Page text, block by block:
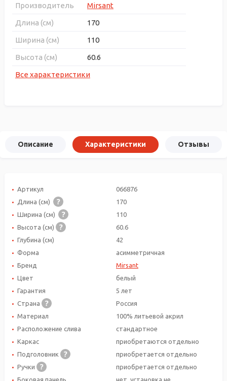
Производитель
Mirsant
Длина (см)
170
Ширина (см)
110
Высота (см)
60.6
Все характеристики
Описание Характеристики Отзывы
Артикул
066876
Длина (см)
170
Ширина (см)
110
Высота (см)
60.6
Глубина (см)
42
Форма
асимметричная
Бренд
Mirsant
Цвет
белый
Гарантия
5 лет
Страна
Россия
Материал
100% литьевой акрил
Расположение слива
стандартное
Каркас
приобретаются отдельно
Подголовник
приобретается отдельно
Ручки
приобретается отдельно
Боковая панель
нет, установка не